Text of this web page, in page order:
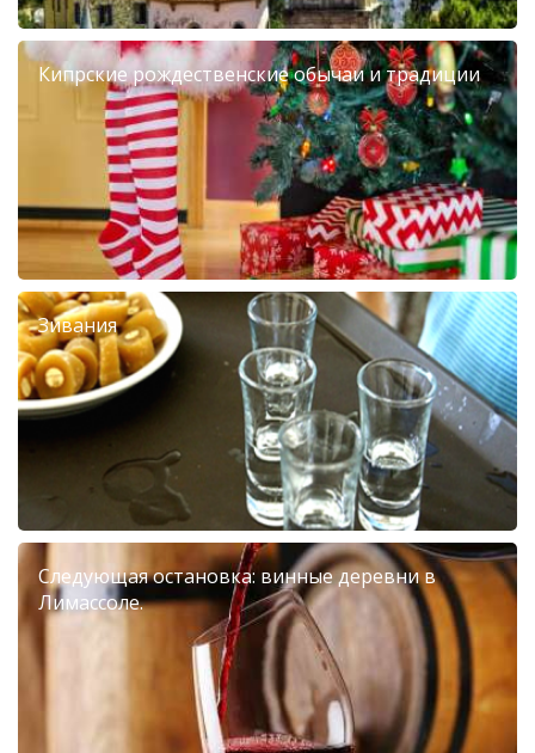
Кипрские рождественские обычаи и традиции
Зивания
Следующая остановка: винные деревни в
Лимассоле.